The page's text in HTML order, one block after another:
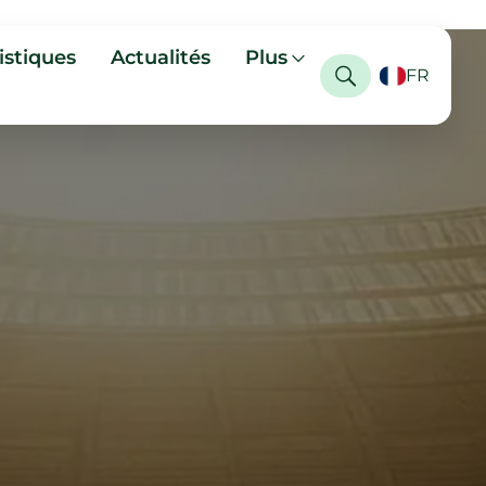
Actualités Plus
FR